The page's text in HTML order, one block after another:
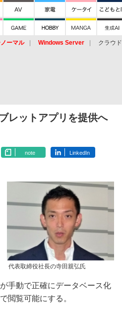
ーマル Windows Server クラウド
レットアプリを提供へ
note LinkedIn
代表取締役社長の寺田親弘氏
手動で正確にデータベース化
閲覧可能にする。